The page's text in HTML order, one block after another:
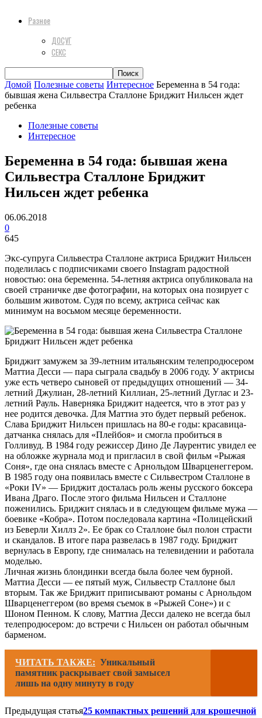
Разное
ДОСУГ
СЕКС
Домой Полезные советы Интересное Беременна в 54 года:
бывшая жена Сильвестра Сталлоне Бриджит Нильсен ждет
ребенка
Полезные советы
Интересное
Беременна в 54 года: бывшая жена
Сильвестра Сталлоне Бриджит
Нильсен ждет ребенка
06.06.2018
0
645
Экс-супруга Сильвестра Сталлоне актриса Бриджит Нильсен
поделилась с подписчиками своего Instagram радостной
новостью: она беременна. 54-летняя актриса опубликовала на
своей страничке две фотографии, на которых она позирует с
большим животом. Судя по всему, актриса сейчас как
минимум на восьмом месяце беременности.
Бриджит замужем за 39-летним итальянским телепродюсером
Маттиа Десси — пара сыграла свадьбу в 2006 году. У актрисы
уже есть четверо сыновей от предыдущих отношений — 34-
летний Джулиан, 28-летний Киллиан, 25-летний Дуглас и 23-
летний Рауль. Наверняка Бриджит надеется, что в этот раз у
нее родится девочка. Для Маттиа это будет первый ребенок.
Слава Бриджит Нильсен пришлась на 80-е годы: красавица-
датчанка снялась для «Плейбоя» и смогла пробиться в
Голливуд. В 1984 году режиссер Дино Де Лаурентис увидел ее
на обложке журнала мод и пригласил в свой фильм «Рыжая
Соня», где она снялась вместе с Арнольдом Шварценеггером.
В 1985 году она появилась вместе с Сильвестром Сталлоне в
«Роки IV» — Бриджит досталась роль жены русского боксера
Ивана Драго. После этого фильма Нильсен и Сталлоне
поженились. Бриджит снялась и в следующем фильме мужа —
боевике «Кобра». Потом последовала картина «Полицейский
из Беверли Хиллз 2». Ее брак со Сталлоне был полон страсти
и скандалов. В итоге пара развелась в 1987 году. Бриджит
вернулась в Европу, где снималась на телевидении и работала
моделью.
Личная жизнь блондинки всегда была более чем бурной.
Маттиа Десси — ее пятый муж, Сильвестр Сталлоне был
вторым. Так же Бриджит приписывают романы с Арнольдом
Шварценеггером (во время съемок в «Рыжей Соне») и с
Шоном Пенном. К слову, Маттиа Десси далеко не всегда был
телепродюсером: до встречи с Нильсен он работал обычным
барменом.
ЧИТАТЬ ТАКЖЕ: Уникальный
памятник раскрывает свой замысел
лишь на одну минуту в году
Предыдущая статья25 компактных решений для крошечной